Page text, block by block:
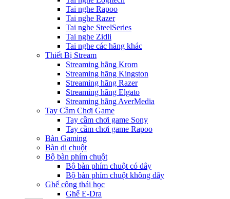
Tai nghe Rapoo
Tai nghe Razer
Tai nghe SteelSeries
Tai nghe Zidli
Tai nghe các hãng khác
Thiết Bị Stream
Streaming hãng Krom
Streaming hãng Kingston
Streaming hãng Razer
Streaming hãng Elgato
Streaming hãng AverMedia
Tay Cầm Chơi Game
Tay cầm chơi game Sony
Tay cầm chơi game Rapoo
Bàn Gaming
Bàn di chuột
Bộ bàn phím chuột
Bộ bàn phím chuột có dây
Bộ bàn phím chuột không dây
Ghế công thái học
Ghế E-Dra